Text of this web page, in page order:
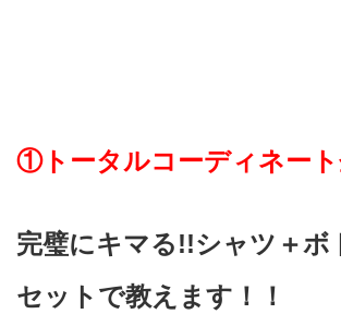
①トータルコーディネー
完璧にキマる!!シャツ＋ボ
セットで教えます！！